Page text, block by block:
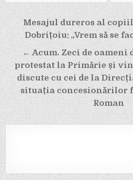
Navigare
în
articole
Mesajul dureros al
Dobrițoiu: „Vrem să se
← Acum. Zeci de oameni
protestat la Primărie și vin
discute cu cei de la
situația concesionărilor
Roman